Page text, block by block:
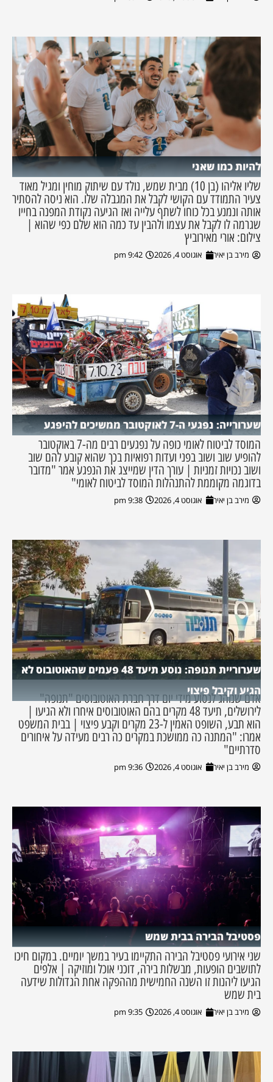
להיות כמו שאני
שליו אליהו (בן 10) מבית שמש, נולד עם שיתוק מוחין ומגיל מאוד
צעיר התמודד עם הקושי לקבל את המגבלה שלו. הוא ניסה להסתיר
אותה ונמנע בכל כוחו לשתף עלייה ואז הגיעה נקודת המפנה בחייו
שגרמה לו לקבל את עצמו ולהבין עד כמה הוא שלם כפי שהוא |
צילום: אורי מאירוביץ
מירב בן יאיר אוגוסט 4, 2026 9:42 pm
שערורייה: נפגעי ה-7 לאוקטובר ממשיכים להיפגע
המוסד לביטוח לאומי כופה על נפגעים רבים מה-7 באוקטובר
להופיע שוב ושוב בפני ועדות רפואיות בכך שהוא קובע להם שוב
ושוב נכויות זמניות | עורך הדין שמייצג את הנפגע אמר "מדובר
בדוגמה מקוממת להתנהלות המוסד לביטוח לאומי"
מירב בן יאיר אוגוסט 4, 2026 9:38 pm
שערוריית תנופה: נוסע תיעד 48 פעמים שהאוטובוס לא
הגיע וקיבל פיצוי
אדם שנוהג לנסוע מידי יום דרך חברת האוטובוסים "תנופה"
לירושלים, תיעד 48 מקרים בהם האוטובוסים איחרו ולא הגיעו |
הוא תבע, השופט האמין ל-23 מקרים וקבע פיצוי | בבית המשפט
אמרו: "המתנה כה ממושכת במקרים כה רבים מעידה על איחורים
סדרתיים"
מירב בן יאיר אוגוסט 4, 2026 9:36 pm
פסטיבל הבירה בבית שמש
שני אירועי פסטיבל הבירה התקיימו בעיר במשך יומיים. במקום חיכו
לתושבים הופעות, מבשלות בירה, דוכני אוכל ומוזיקה | אלפים
הגיעו ליהנות זו השנה החמישית מההפקה אחת הגדולות שידעה
בית שמש
מירב בן יאיר אוגוסט 4, 2026 9:35 pm